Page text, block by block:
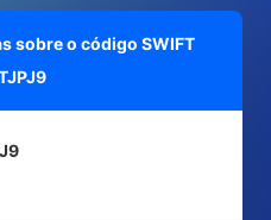
sobre o código SWIFT